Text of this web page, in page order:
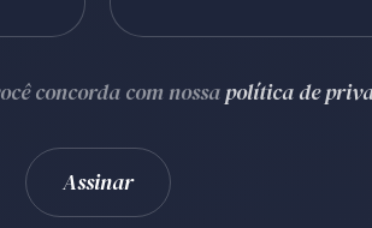
concorda com nossapolítica de